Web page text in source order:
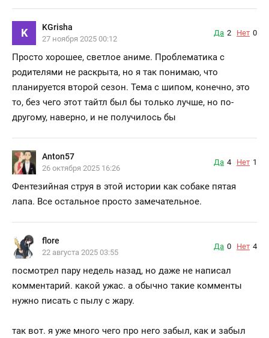
K KGrisha
27 ноября 2025 00:12
Да 2 Нет 0
Просто хорошее, светлое аниме. Проблематика с
родителями не раскрыта, но я так понимаю, что
планируется второй сезон. Тема с шипом, конечно, это
то, без чего этот тайтл был бы только лучше, но по-
другому, наверно, и не получилось бы
Anton57
26 октября 2025 16:26
Да 4 Нет 1
Фентезийная струя в этой истории как собаке пятая
лапа. Все остальное просто замечательное.
flore
22 августа 2025 03:55
Да 0 Нет 4
посмотрел пару недель назад, но даже не написал
комментарий. какой ужас. а обычно такие комменты
нужно писать с пылу с жару.
так вот. я уже много чего про него забыл, как и забыл